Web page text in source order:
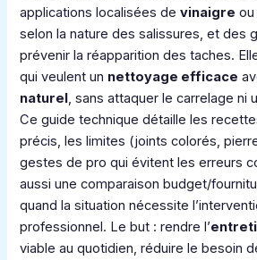
applications localisées devinaigre ou
selon la nature des salissures, et des
prévenir la réapparition des taches.
qui veulent un nettoyage efficace
naturel, sans attaquer le carrelage ni
Ce guide technique détaille les
précis, les limites (joints colorés,
gestes de pro qui évitent les erreurs
aussi une comparaison budget/
quand la situation nécessite
professionnel. Le but : rendre l’
viable au quotidien, réduire le besoin